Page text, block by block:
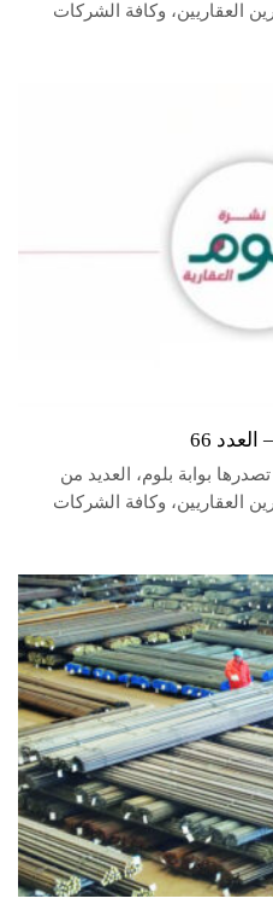
العقاريين، وكافة الشركات
66
بوابة بلوم، العديد من
العقاريين، وكافة الشركات